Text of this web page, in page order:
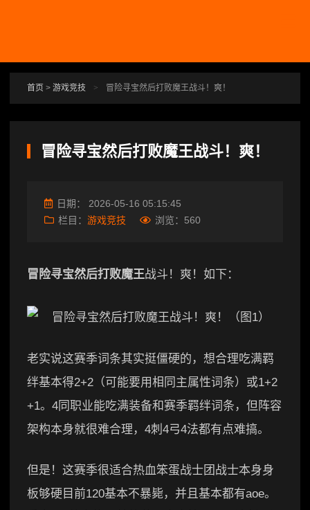
首页 > 游戏竞技 > 冒险寻宝然后打败魔王战斗！爽！
冒险寻宝然后打败魔王战斗！爽！
日期： 2026-05-16 05:15:45
栏目： 游戏竞技 浏览： 560
冒险寻宝然后打败魔王战斗！爽！如下：
老实说这赛季词条其实挺僵硬的，想合理吃满羁
绊基本得2+2（可能要用相同主属性词条）或1+2
+1。4同职业能吃满装备和赛季羁绊词条，但阵容
架构本身就很难合理，4刺4弓4法都有点难搞。
但是！这赛季很适合热血笨蛋战士团战士本身身
板够硬目前120基本不暴毙，并且基本都有aoe。